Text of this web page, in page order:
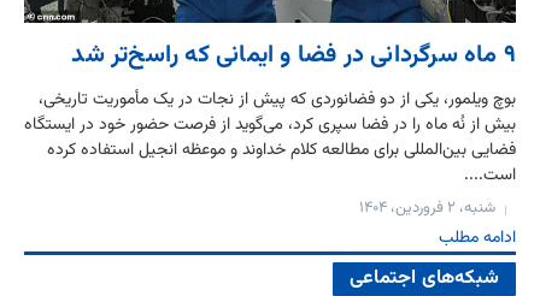
۹ ماه سرگردانی در فضا و ایمانی که راسخ‌تر شد
بوچ ویلمور، یکی از دو فضانوردی که پیش از نجات در یک مأموریت تاریخی،
بیش از نُه ماه را در فضا سپری کرد، می‌گوید از فرصت حضور خود در ایستگاه
فضایی بین‌المللی برای مطالعه کلام خداوند و موعظه انجیل استفاده کرده
است....
شنبه، ۲ فروردین، ۱۴۰۴
ادامه مطلب
شبکه‌های اجتماعی